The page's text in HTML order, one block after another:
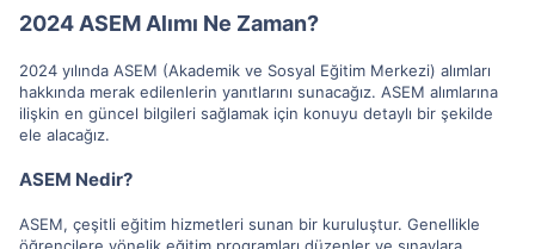
2024 ASEM Alımı Ne Zaman?
2024 yılında ASEM (Akademik ve Sosyal Eğitim Merkezi) alımları
hakkında merak edilenlerin yanıtlarını sunacağız. ASEM alımlarına
ilişkin en güncel bilgileri sağlamak için konuyu detaylı bir şekilde
ele alacağız.
ASEM Nedir?
ASEM, çeşitli eğitim hizmetleri sunan bir kuruluştur. Genellikle